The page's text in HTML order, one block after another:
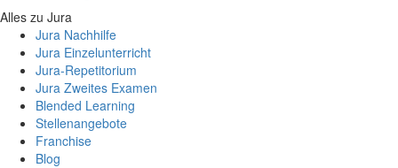
Alles zu Jura
Jura Nachhilfe
Jura Einzelunterricht
Jura-Repetitorium
Jura Zweites Examen
Blended Learning
Stellenangebote
Franchise
Blog